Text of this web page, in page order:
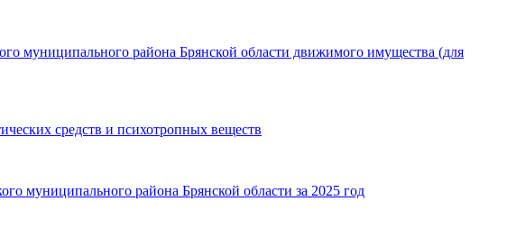
муниципального района Брянской области движимого имущества (для
средств и психотропных веществ
муниципального района Брянской области за 2025 год